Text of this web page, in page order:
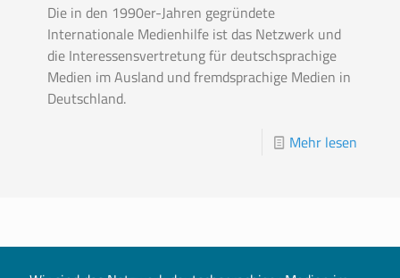
Die in den 1990er-Jahren gegründete
Internationale Medienhilfe ist das Netzwerk und
die Interessensvertretung für deutschsprachige
Medien im Ausland und fremdsprachige Medien in
Deutschland.
Mehr lesen